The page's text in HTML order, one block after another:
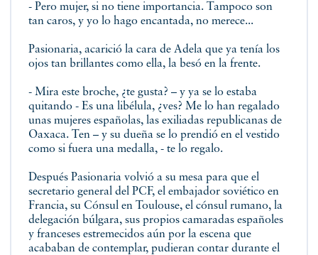
- Pero mujer, si no tiene importancia. Tampoco son
tan caros, y yo lo hago encantada, no merece...
Pasionaria, acarició la cara de Adela que ya tenía los
ojos tan brillantes como ella, la besó en la frente.
- Mira este broche, ¿te gusta? – y ya se lo estaba
quitando - Es una libélula, ¿ves? Me lo han regalado
unas mujeres españolas, las exiliadas republicanas de
Oaxaca. Ten – y su dueña se lo prendió en el vestido
como si fuera una medalla, - te lo regalo.
Después Pasionaria volvió a su mesa para que el
secretario general del PCF, el embajador soviético en
Francia, su Cónsul en Toulouse, el cónsul rumano, la
delegación búlgara, sus propios camaradas españoles
y franceses estremecidos aún por la escena que
acababan de contemplar, pudieran contar durante el